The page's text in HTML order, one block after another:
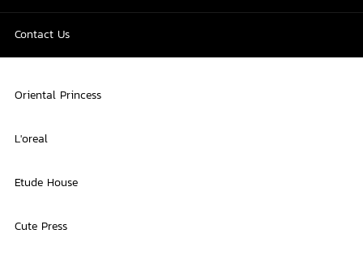
Contact Us
Oriental Princess
L'oreal
Etude House
Cute Press